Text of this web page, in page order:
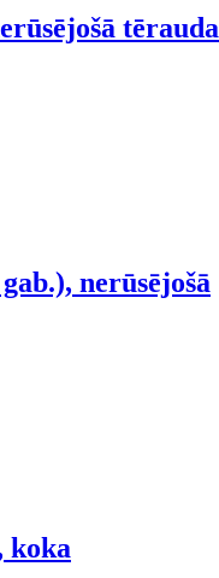
tērauda
nerūsējošā
koka